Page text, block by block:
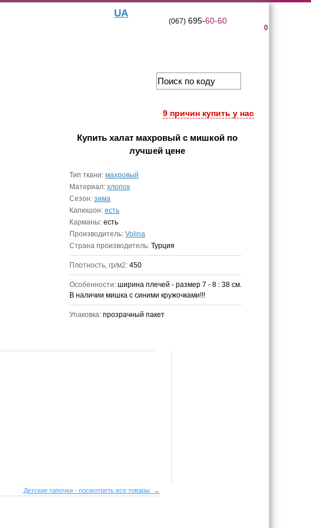
UA
0
(067)695-60-60
9 причин купить у нас
Купить халат махровый с мишкойпо
лучшей цене
Тип ткани: махровый
Материал: хлопок
Сезон: зима
Капюшон: есть
Карманы: есть
Производитель: Volina
Страна производитель: Турция
Плотность, гр/м2: 450
Особенности: ширина плечей - размер 7 - 8 : 38 см.
В наличии мишка с синими кружочками!!!
Упаковка: прозрачный пакет
Детские тапочки - посмотреть все товары →